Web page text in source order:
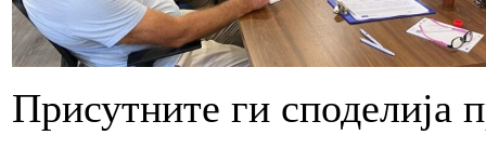
Присутните ги споделија